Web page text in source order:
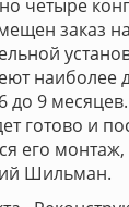
четыре
заказ на
наиболее
до 9
готово и
его монтаж,
Шильман.